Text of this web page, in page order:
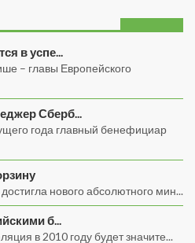
в успе...
– главы Европейского
Сберб...
года главный бенефициар
нового абсолютного мин...
б...
в 2010 году будет значите...